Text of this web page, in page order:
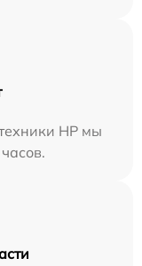
HP мы